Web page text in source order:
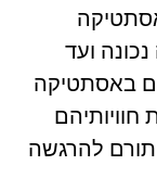
ועד
באסתטיקה
להרגשה